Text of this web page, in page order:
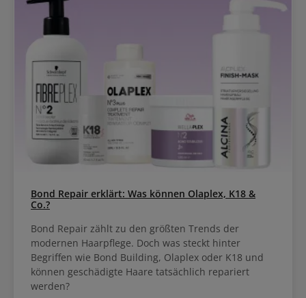
Bond Repair erklärt: Was können Olaplex, K18 &
Co.?
Bond Repair zählt zu den größten Trends der
modernen Haarpflege. Doch was steckt hinter
Begriffen wie Bond Building, Olaplex oder K18 und
können geschädigte Haare tatsächlich repariert
werden?